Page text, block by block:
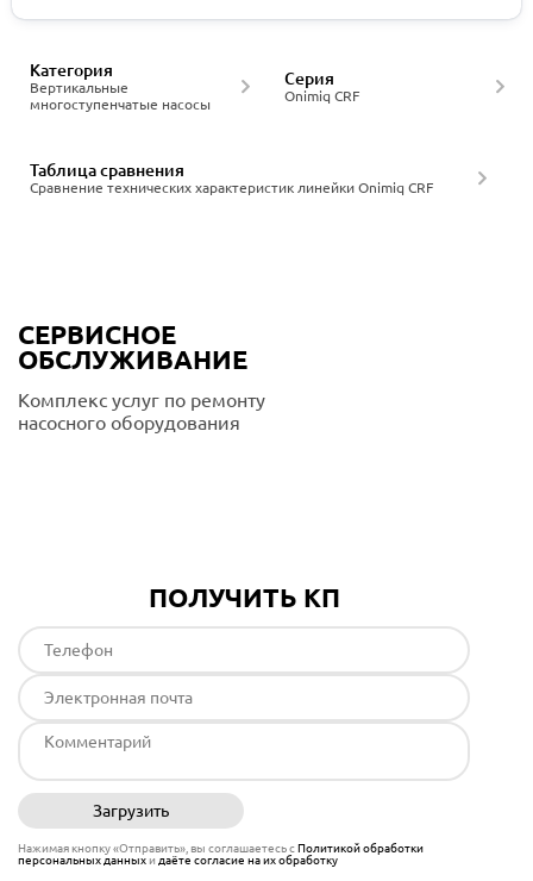
Вертикальные
многоступенчатые насосы
Категория
Onimiq CRF
Серия
Сравнение технических характеристик линейки Onimiq CRF
Таблица сравнения
СЕРВИСНОЕ
ОБСЛУЖИВАНИЕ
Комплекс услуг по ремонту
насосного оборудования
ПОЛУЧИТЬ КП
Загрузить
Нажимая кнопку «Отправить», вы соглашаетесь сПолитикой обработки
персональных данныхи даёте согласие на их обработку